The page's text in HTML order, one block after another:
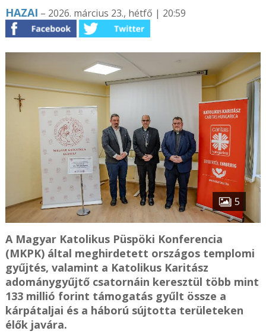
HAZAI – 2026. március 23., hétfő | 20:59
5
A Magyar Katolikus Püspöki Konferencia
(MKPK) által meghirdetett országos templomi
gyűjtés, valamint a Katolikus Karitász
adománygyűjtő csatornáin keresztül több mint
133 millió forint támogatás gyűlt össze a
kárpátaljai és a háború sújtotta területeken
élők javára.